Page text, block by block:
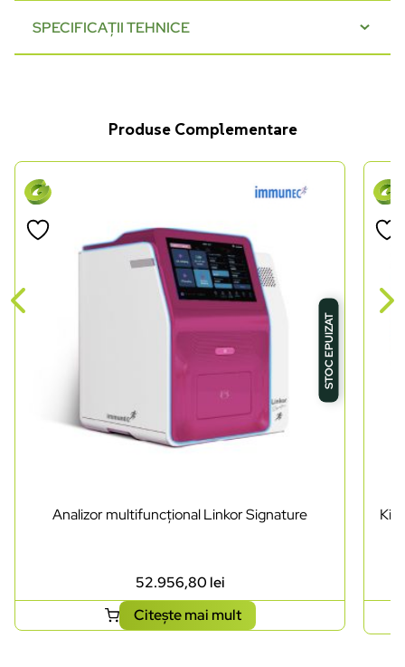
SPECIFICAȚII TEHNICE
Produse Complementare
STOC EPUIZAT
Analizor multifuncțional Linkor Signature
52.956,80 lei
Citește mai mult
Kit